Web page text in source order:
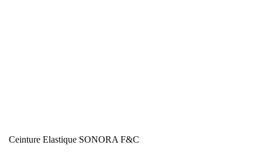
Ceinture Elastique SONORA F&C